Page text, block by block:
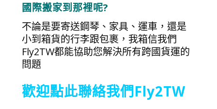
國際搬家到那裡呢?
不論是要寄送鋼琴、家具、運車，還是
小到箱貨的行李跟包裹，我箱信我們
Fly2TW都能協助您解決所有跨國貨運的
問題
歡迎點此聯絡我們Fly2TW